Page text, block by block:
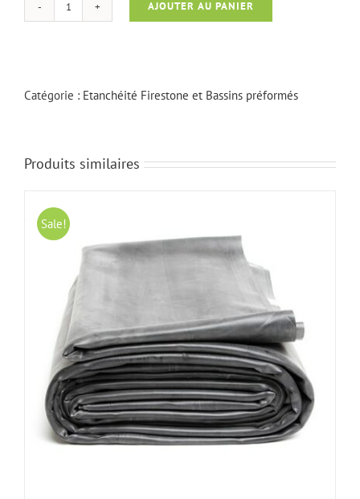
quantité
AJOUTER AU PANIER
Catégorie : Etanchéité Firestone et Bassins préformés
Produits similaires
Sale!